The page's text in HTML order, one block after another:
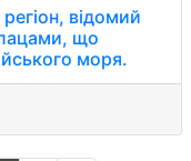
регіон, відомий
що
моря.